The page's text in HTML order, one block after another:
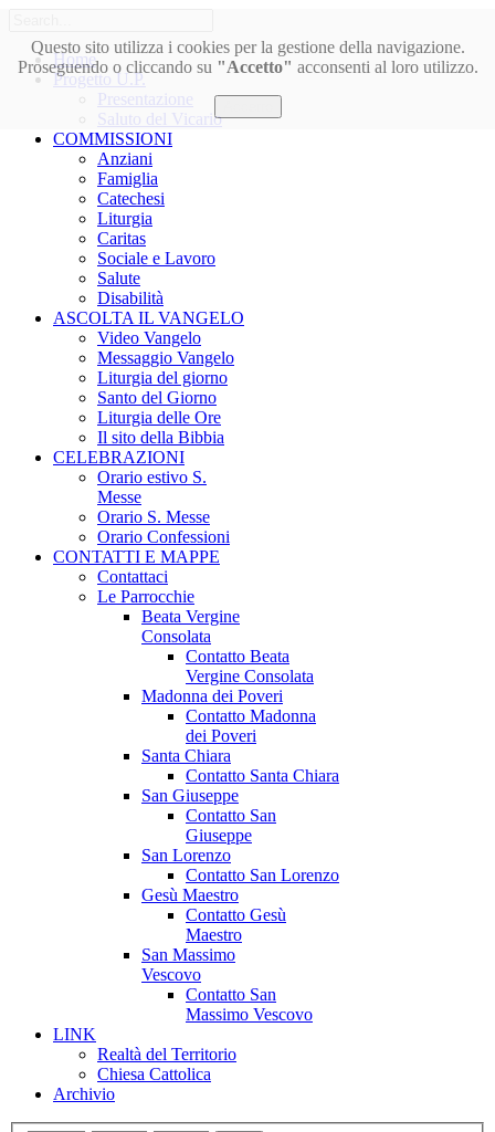
Questo sito utilizza i cookies per la gestione della navigazione.
Proseguendo o cliccando su "Accetto" acconsenti al loro utilizzo.
Home
Progetto U.P.
Presentazione
Saluto del Vicario
COMMISSIONI
Anziani
Famiglia
Catechesi
Liturgia
Caritas
Sociale e Lavoro
Salute
Disabilità
ASCOLTA IL VANGELO
Video Vangelo
Messaggio Vangelo
Liturgia del giorno
Santo del Giorno
Liturgia delle Ore
Il sito della Bibbia
CELEBRAZIONI
Orario estivo S.
Messe
Orario S. Messe
Orario Confessioni
CONTATTI E MAPPE
Contattaci
Le Parrocchie
Beata Vergine
Consolata
Contatto Beata
Vergine Consolata
Madonna dei Poveri
Contatto Madonna
dei Poveri
Santa Chiara
Contatto Santa Chiara
San Giuseppe
Contatto San
Giuseppe
San Lorenzo
Contatto San Lorenzo
Gesù Maestro
Contatto Gesù
Maestro
San Massimo
Vescovo
Contatto San
Massimo Vescovo
LINK
Realtà del Territorio
Chiesa Cattolica
Archivio